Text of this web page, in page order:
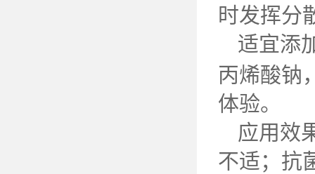
时发挥分
适宜添
丙烯酸钠
体验。
应用效
不适；抗